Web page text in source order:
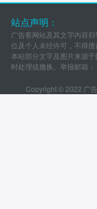
站点声明：
广告客网站及其文字内容
位及个人未经许可，不得擅
本站部分文字及图片来源
时处理或撤换。举报邮箱：
Copyright © 2022 广